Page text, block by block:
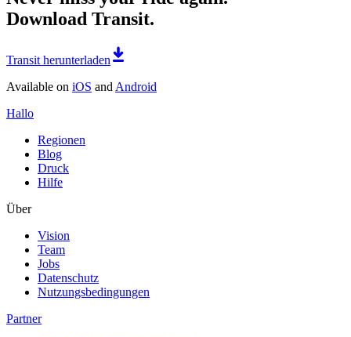
Download Transit.
Transit herunterladen
Available on iOS and Android
Hallo
Regionen
Blog
Druck
Hilfe
Über
Vision
Team
Jobs
Datenschutz
Nutzungsbedingungen
Partner